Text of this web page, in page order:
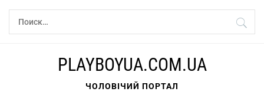
Перейти
Найти:
PLAYBOYUA.COM.UA
ЧОЛОВІЧИЙ ПОРТАЛ